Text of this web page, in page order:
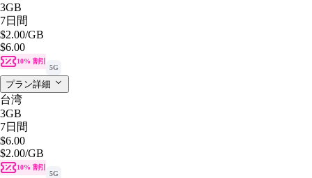
3GB
7日間
$2.00/GB
$6.00
10% 割引
5G
プラン詳細
台湾
3GB
7日間
$6.00
$2.00/GB
10% 割引
5G